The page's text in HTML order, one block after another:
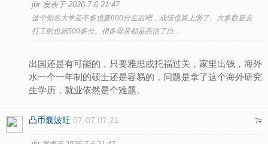
jbr 发表于 2026-7-6 21:47
这个知名大学差不多也要600分左右吧，成绩也算上游了。大多数要去
打工的也就500多分。很多母亲都是高估了自 ...
出国还是有可能的，只要雅思或托福过关，家里出钱，海外
水一个一年制的硕士还是容易的，问题是拿了这个海外研究
生学历，就业依然是个难题。
凸币囊波旺 07-07 07:21 7#